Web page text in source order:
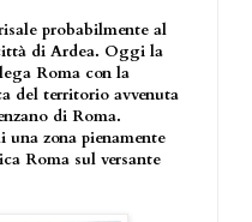
probabilmente al
di Ardea. Oggi la
Roma con la
del territorio avvenuta
di Roma.
una zona pienamente
Roma sul versante